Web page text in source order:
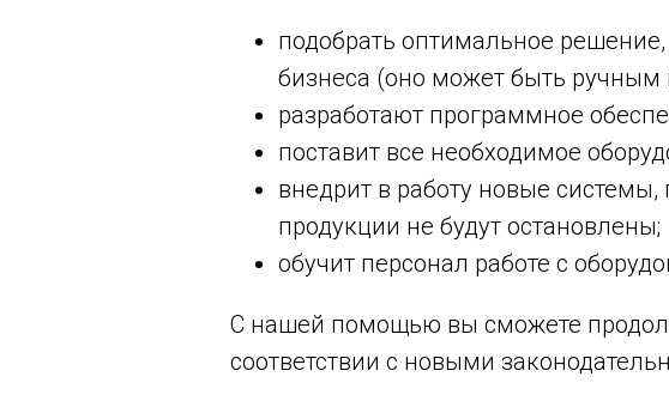
подобрать оптимальное
бизнеса (оно может быть
разработают программное
поставит все необходимое
внедрит в работу новые
продукции не будут остановлены;
обучит персонал работе с
С нашей помощью вы сможете
соответствии с новыми